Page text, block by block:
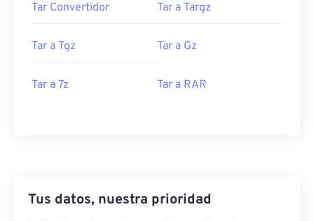
Tar Convertidor Tar a Targz
Tar a Tgz Tar a Gz
Tar a 7z Tar a RAR
Tus datos, nuestra prioridad